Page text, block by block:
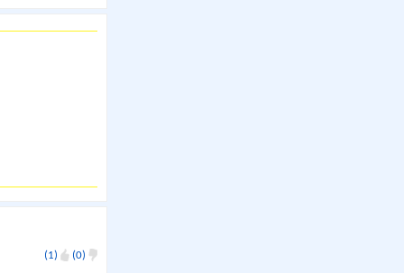
(1) (0)